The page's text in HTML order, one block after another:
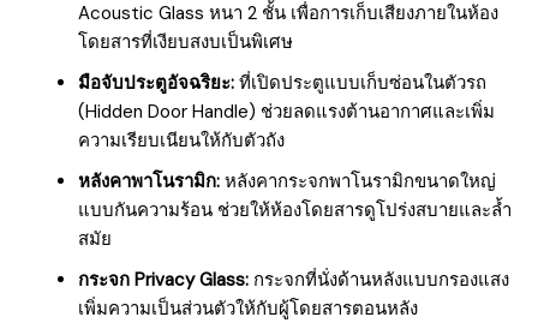
Acoustic Glass หนา 2 ชั้น เพื่อการเก็บเสียงภายในห้อง
โดยสารที่เงียบสงบเป็นพิเศษ
มือจับประตูอัจฉริยะ: ที่เปิดประตูแบบเก็บซ่อนในตัวรถ
(Hidden Door Handle) ช่วยลดแรงต้านอากาศและเพิ่ม
ความเรียบเนียนให้กับตัวถัง
หลังคาพาโนรามิก: หลังคากระจกพาโนรามิกขนาดใหญ่
แบบกันความร้อน ช่วยให้ห้องโดยสารดูโปร่งสบายและล้ำ
สมัย
กระจก Privacy Glass: กระจกที่นั่งด้านหลังแบบกรองแสง
เพิ่มความเป็นส่วนตัวให้กับผู้โดยสารตอนหลัง